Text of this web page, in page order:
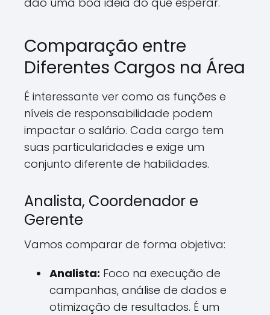
Comparação entre
Diferentes Cargos na Área
É interessante ver como as funções e
níveis de responsabilidade podem
impactar o salário. Cada cargo tem
suas particularidades e exige um
conjunto diferente de habilidades.
Analista, Coordenador e
Gerente
Vamos comparar de forma objetiva:
Analista: Foco na execução de
campanhas, análise de dados e
otimização de resultados. É um